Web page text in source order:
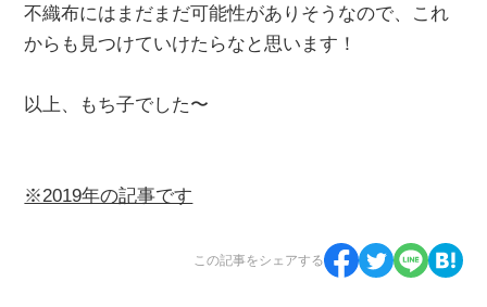
不織布にはまだまだ可能性がありそうなので、これ
からも見つけていけたらなと思います！
以上、もち子でした〜
※2019年の記事です
この記事をシェアする